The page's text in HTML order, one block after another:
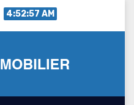
4:52:58 AM